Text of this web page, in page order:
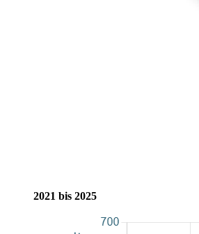
2021 bis 2025